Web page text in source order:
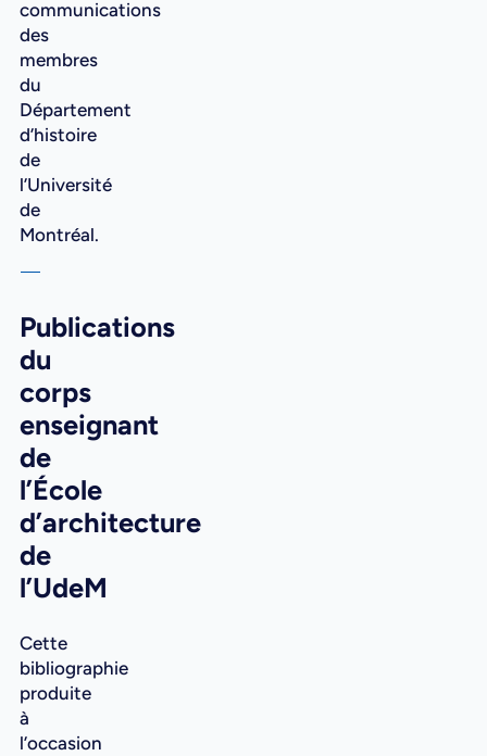
communications
des
membres
du
Département
d’histoire
de
l’Université
de
Montréal.
Publications
du
corps
enseignant
de
l’École
d’architecture
de
l’UdeM
Cette
bibliographie
produite
à
l’occasion